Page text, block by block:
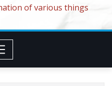
of various things